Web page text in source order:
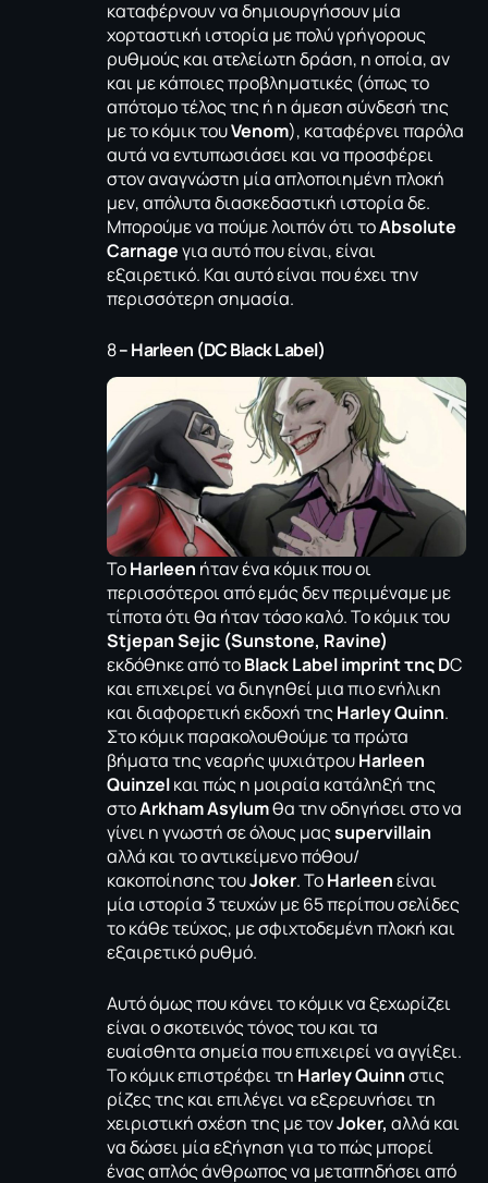
καταφέρνουν να δημιουργήσουν μία
χορταστική ιστορία με πολύ γρήγορους
ρυθμούς και ατελείωτη δράση, η οποία, αν
και με κάποιες προβληματικές (όπως το
απότομο τέλος της ή η άμεση σύνδεσή της
με το κόμικ τουVenom), καταφέρνει παρόλα
αυτά να εντυπωσιάσει και να προσφέρει
στον αναγνώστη μία απλοποιημένη πλοκή
μεν, απόλυτα διασκεδαστική ιστορία δε.
Μπορούμε να πούμε λοιπόν ότι τοAbsolute
Carnageγια αυτό που είναι, είναι
εξαιρετικό. Και αυτό είναι που έχει την
περισσότερη σημασία.
8– Harleen (DC Black Label)
ΤοHarleen ήταν ένα κόμικ που οι
περισσότεροι από εμάς δεν περιμέναμε με
τίποτα ότι θα ήταν τόσο καλό. Το κόμικ του
Stjepan Sejic (Sunstone, Ravine)
εκδόθηκε από τοBlack Label imprint της DC
και επιχειρεί να διηγηθεί μια πιο ενήλικη
και διαφορετική εκδοχή τηςHarley Quinn.
Στο κόμικ παρακολουθούμε τα πρώτα
βήματα της νεαρής ψυχιάτρουHarleen
Quinzelκαι πώς η μοιραία κατάληξή της
στοArkham Asylumθα την οδηγήσει στο να
γίνει η γνωστή σε όλους μαςsupervillain
αλλά και το αντικείμενο πόθου/
κακοποίησης τουJoker. ΤοHarleenείναι
μία ιστορία 3 τευχών με 65 περίπου σελίδες
το κάθε τεύχος, με σφιχτοδεμένη πλοκή και
εξαιρετικό ρυθμό.
Αυτό όμως που κάνει το κόμικ να ξεχωρίζει
είναι ο σκοτεινός τόνος του και τα
ευαίσθητα σημεία που επιχειρεί να αγγίξει.
Το κόμικ επιστρέφει τη Harley Quinnστις
ρίζες της και επιλέγει να εξερευνήσει τη
χειριστική σχέση της με τονJoker, αλλά και
να δώσει μία εξήγηση για το πώς μπορεί
ένας απλός άνθρωπος να μεταπηδήσει από